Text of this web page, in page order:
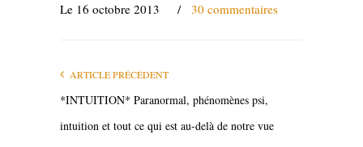
Le 16 octobre 2013 / 30 commentaires
ARTICLE PRÉCÉDENT
*INTUITION* Paranormal, phénomènes psi,
intuition et tout ce qui est au-delà de notre vue